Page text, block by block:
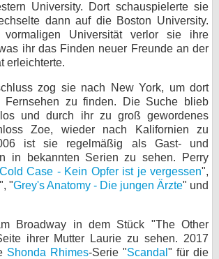
University. Dort schauspielerte sie
dann auf die Boston University.
Universität verlor sie ihre
ihr das Finden neuer Freunde an der
erleichterte.
zog sie nach New York, um dort
zu finden. Die Suche blieb
und durch ihr zu groß gewordenes
Zoe, wieder nach Kalifornien zu
ist sie regelmäßig als Gast- und
in bekannten Serien zu sehen. Perry
Cold Case - Kein Opfer ist je vergessen",
", "Grey's Anatomy - Die jungen Ärzte" und
Broadway in dem Stück "The Other
ihrer Mutter Laurie zu sehen. 2017
Shonda Rhimes-Serie "Scandal " für die
Datenschutz
Cookie-Einstellungen
Impressum
Desktop-Ansicht
myFanbase